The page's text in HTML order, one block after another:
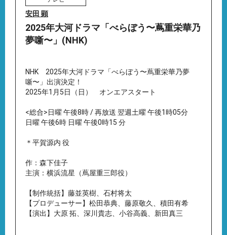
安田 顕
2025年大河ドラマ「べらぼう〜蔦重栄華乃
夢噺〜」(NHK)
NHK 2025年大河ドラマ「べらぼう〜蔦重栄華乃夢
噺〜」出演決定！
2025年1月5日（日） オンエアスタート
<総合>日曜 午後8時 / 再放送 翌週土曜 午後1時05分
日曜 午後6時 日曜 午後0時15 分
＊平賀源内 役
作：森下佳子
主演：横浜流星（蔦屋重三郎役）
【制作統括】藤並英樹、石村将太
【プロデューサー】松田恭典、藤原敬久、積田有希
【演出】大原 拓、深川貴志、小谷高義、新田真三